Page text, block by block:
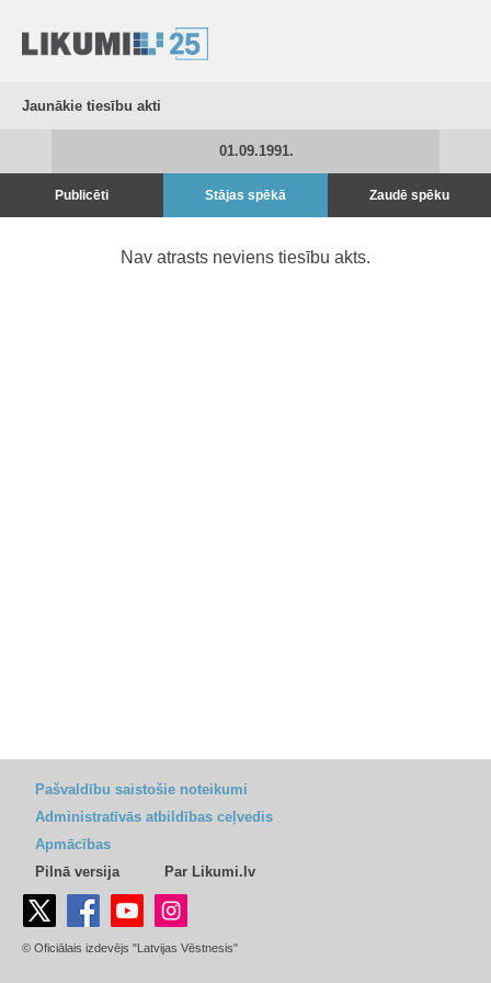
Jaunākie tiesību akti
01.09.1991.
Publicēti Stājas spēkā Zaudē spēku
Nav atrasts neviens tiesību akts.
Pašvaldību saistošie noteikumi
Administratīvās atbildības ceļvedis
Apmācības
Pilnā versija
Par Likumi.lv
© Oficiālais izdevējs "Latvijas Vēstnesis"